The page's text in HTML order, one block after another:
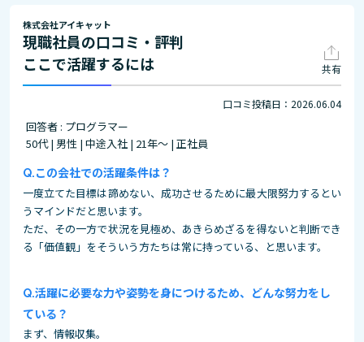
株式会社アイキャット
現職社員の口コミ・評判
ここで活躍するには
共有
口コミ投稿日：2026.06.04
回答者 : プログラマー
50代 | 男性 | 中途入社 | 21年～ | 正社員
この会社での活躍条件は？
一度立てた目標は諦めない、成功させるために最大限努力するとい
うマインドだと思います。
ただ、その一方で状況を見極め、あきらめざるを得ないと判断でき
る「価値観」をそういう方たちは常に持っている、と思います。
活躍に必要な力や姿勢を身につけるため、どんな努力をし
ている？
まず、情報収集。